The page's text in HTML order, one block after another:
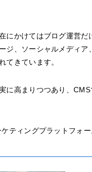
にかけてはブログ運営
ジ、ソーシャルメディ
てきています。
に高まりつつあり、
ティングプラットフォ